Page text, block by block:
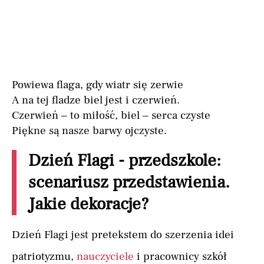
Powiewa flaga, gdy wiatr się zerwie
A na tej fladze biel jest i czerwień.
Czerwień – to miłość, biel – serca czyste
Piękne są nasze barwy ojczyste.
Dzień Flagi - przedszkole:
scenariusz przedstawienia.
Jakie dekoracje?
Dzień Flagi jest pretekstem do szerzenia idei
patriotyzmu, nauczyciele i pracownicy szkół